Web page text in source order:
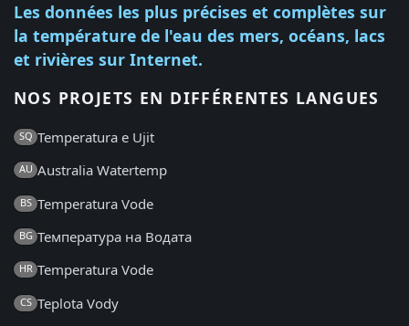
Les données les plus précises et complètes sur
la température de l'eau des mers, océans, lacs
et rivières sur Internet.
NOS PROJETS EN DIFFÉRENTES LANGUES
SQ Temperatura e Ujit
AU Australia Watertemp
BS Temperatura Vode
BG Температура на Водата
HR Temperatura Vode
CS Teplota Vody